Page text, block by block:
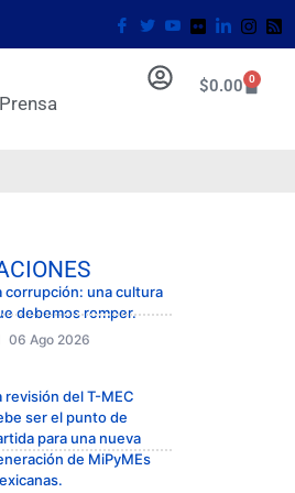
Prensa
$0.00 0
corrupción: una cultura
debemos romper.
06 Ago 2026
revisión del T-MEC
ser el punto de
para una nueva
de MiPyMEs